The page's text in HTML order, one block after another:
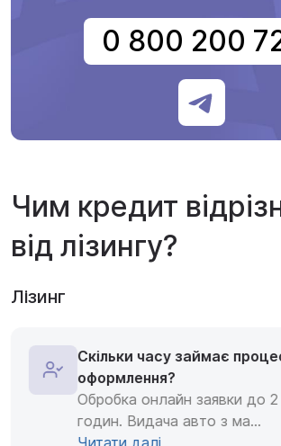
0 800 200
Чим кредит
від лізингу?
Лізинг
Скільки часу займає
оформлення?
Обробка онлайн заявки до 2
годин. Видача авто з ма...